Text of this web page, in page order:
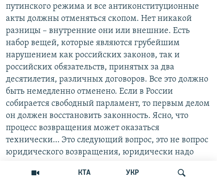
КТА УКР
путинского режима и все антиконституционные
акты должны отменяться скопом. Нет никакой
разницы – внутренние они или внешние. Есть
набор вещей, которые являются грубейшим
нарушением как российских законов, так и
российских обязательств, принятых за два
десятилетия, различных договоров. Все это должно
быть немедленно отменено. Если в России
собирается свободный парламент, то первым делом
он должен восстановить законность. Ясно, что
процесс возвращения может оказаться
технически… Это следующий вопрос, это не вопрос
юридического возвращения, юридически надо
минимизировать последствия такого перехода для